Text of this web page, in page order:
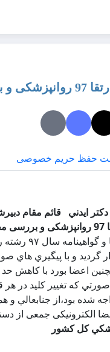
حفظ حریم خصوصی
ايدني قائم مقام
هاي
گرديد و با پيگيري هاي
اعضا بورد با كاهش
صورتي كه تغيير كليد
بود،از جنابعالي و
الکترونیکی جمعی از
كل كشور